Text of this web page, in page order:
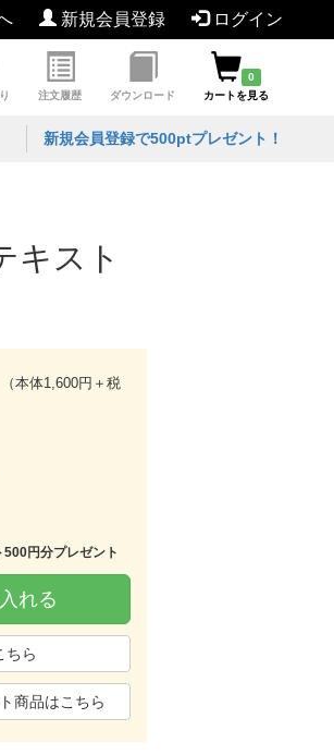
新規会員登録 ログイン
注文履歴 ダウンロード
0
カートを見る
新規会員登録で500ptプレゼント！
キスト
（本体1,600円＋税
円分プレゼント
れる
ちら
商品はこちら